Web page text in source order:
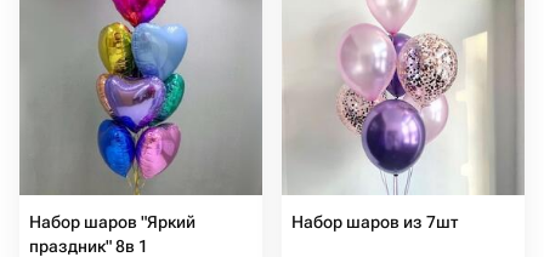
Набор шаров "Яркий
праздник" 8в 1
Набор шаров из 7шт